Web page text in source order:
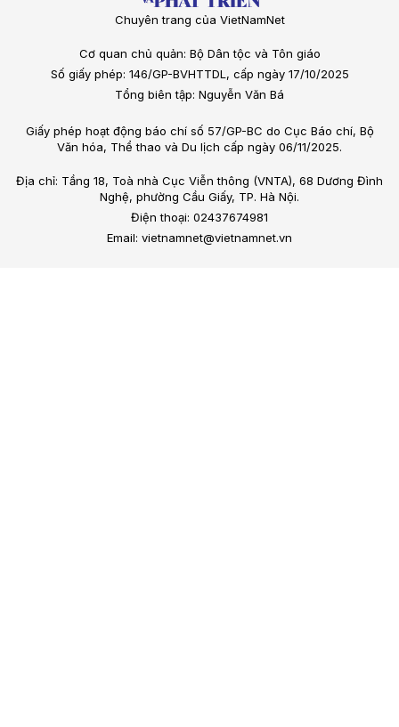
Chuyên trang của VietNamNet
Cơ quan chủ quản: Bộ Dân tộc và Tôn giáo
Số giấy phép: 146/GP-BVHTTDL, cấp ngày 17/10/2025
Tổng biên tập: Nguyễn Văn Bá
Giấy phép hoạt động báo chí số 57/GP-BC do Cục Báo chí, Bộ
Văn hóa, Thể thao và Du lịch cấp ngày 06/11/2025.
Địa chỉ: Tầng 18, Toà nhà Cục Viễn thông (VNTA), 68 Dương Đình
Nghệ, phường Cầu Giấy, TP. Hà Nội.
Điện thoại: 02437674981
Email: vietnamnet@vietnamnet.vn